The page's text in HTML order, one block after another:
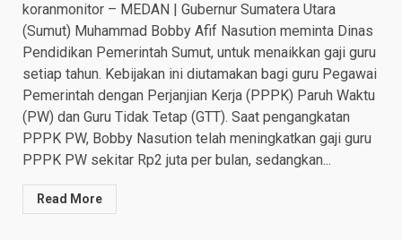
koranmonitor – MEDAN | Gubernur Sumatera Utara
(Sumut) Muhammad Bobby Afif Nasution meminta Dinas
Pendidikan Pemerintah Sumut, untuk menaikkan gaji guru
setiap tahun. Kebijakan ini diutamakan bagi guru Pegawai
Pemerintah dengan Perjanjian Kerja (PPPK) Paruh Waktu
(PW) dan Guru Tidak Tetap (GTT). Saat pengangkatan
PPPK PW, Bobby Nasution telah meningkatkan gaji guru
PPPK PW sekitar Rp2 juta per bulan, sedangkan...
Read More